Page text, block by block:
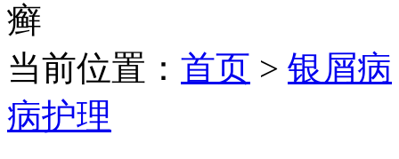
癣
当前位置： 首页 > 银屑病
病护理